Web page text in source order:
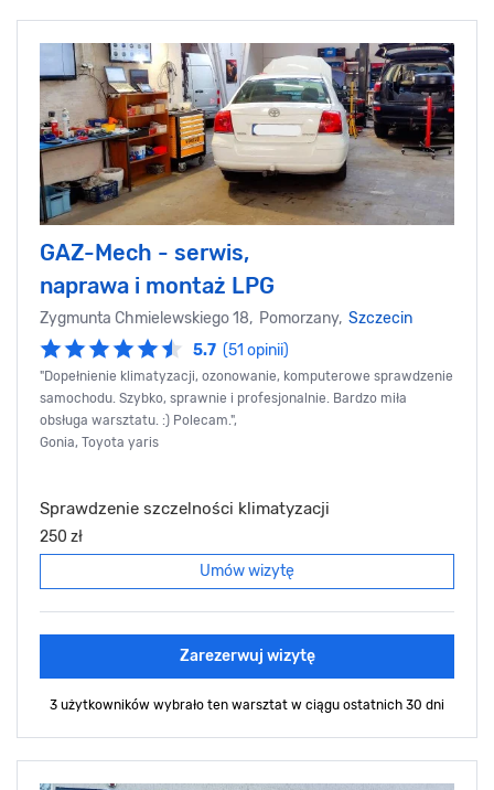
GAZ-Mech - serwis,
naprawa i montaż LPG
Zygmunta Chmielewskiego 18, Pomorzany, Szczecin
5.7 (51 opinii)
"Dopełnienie klimatyzacji, ozonowanie, komputerowe sprawdzenie
samochodu. Szybko, sprawnie i profesjonalnie. Bardzo miła
obsługa warsztatu. :) Polecam.",
Gonia, Toyota yaris
Sprawdzenie szczelności klimatyzacji
250 zł
Umów wizytę
Zarezerwuj wizytę
3 użytkowników wybrało ten warsztat w ciągu ostatnich 30 dni